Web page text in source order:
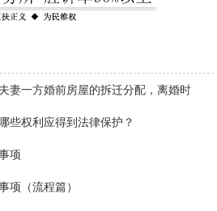
妻一方婚前房屋的拆迁分配，离婚时
些权利应得到法律保护？
项
项（流程篇）